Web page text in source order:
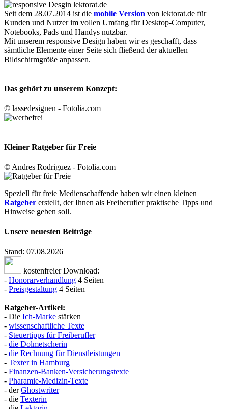
Seit dem 28.07.2014 ist die mobile Version von lektorat.de für
Kunden und Nutzer im vollen Umfang für Desktop-Computer,
Notebooks, Pads und Handys nutzbar.
Mit unserem responsive Design haben wir es geschafft, dass
sämtliche Elemente einer Seite sich fließend der aktuellen
Bildschirmgröße anpassen.
Das gehört zu unserem Konzept:
© lassedesignen - Fotolia.com
Kleiner Ratgeber für Freie
© Andres Rodriguez - Fotolia.com
Speziell für freie Medienschaffende haben wir einen kleinen
Ratgeber erstellt, der Ihnen als Freiberufler praktische Tipps und
Hinweise geben soll.
Unsere neuesten Beiträge
Stand: 07.08.2026
kostenfreier Download:
- Honorarverhandlung 4 Seiten
- Preisgestaltung 4 Seiten
Ratgeber-Artikel:
- Die Ich-Marke stärken
- wissenschaftliche Texte
- Steuertipps für Freiberufler
- die Dolmetscherin
- die Rechnung für Dienstleistungen
- Texter in Hamburg
- Finanzen-Banken-Versicherungstexte
- Pharamie-Medizin-Texte
- derGhostwriter
- die Texterin